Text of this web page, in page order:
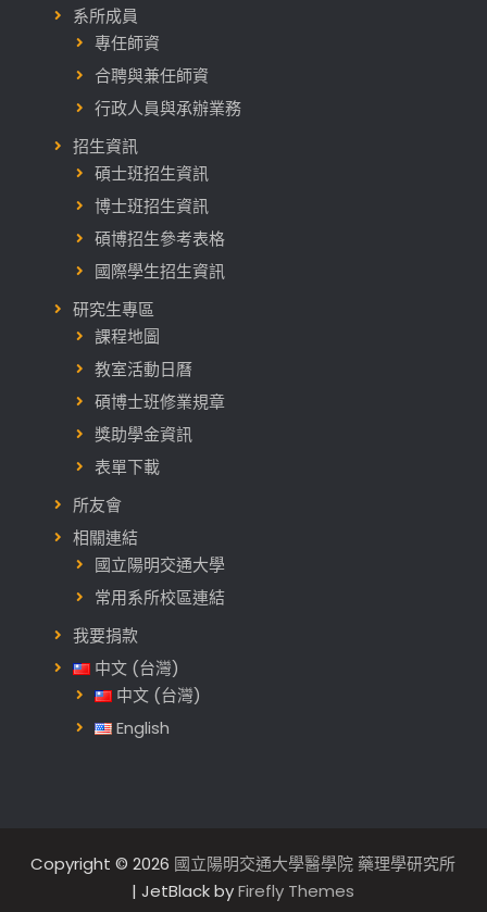
系所成員
專任師資
合聘與兼任師資
行政人員與承辦業務
招生資訊
碩士班招生資訊
博士班招生資訊
碩博招生參考表格
國際學生招生資訊
研究生專區
課程地圖
教室活動日曆
碩博士班修業規章
獎助學金資訊
表單下載
所友會
相關連結
國立陽明交通大學
常用系所校區連結
我要捐款
中文 (台灣)
中文 (台灣)
English
Copyright © 2026 國立陽明交通大學醫學院 藥理學研究所
| JetBlack byFirefly Themes